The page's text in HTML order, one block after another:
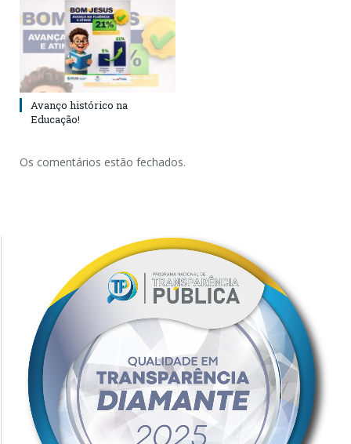
Avanço histórico na
Educação!
Os comentários estão fechados.